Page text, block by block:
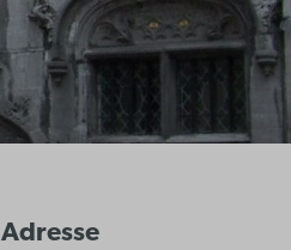
Adresse